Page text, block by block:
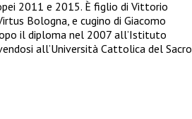
2011 e 2015. È figlio di Vittorio
Bologna, e cugino di Giacomo
il diploma nel 2007 all’Istituto
all’Università Cattolica del Sacro